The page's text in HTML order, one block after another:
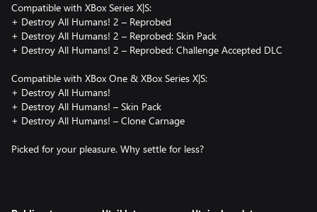
Compatible with XBox Series X|S:
+ Destroy All Humans! 2 – Reprobed
+ Destroy All Humans! 2 – Reprobed: Skin Pack
+ Destroy All Humans! 2 – Reprobed: Challenge Accepted DLC
Compatible with XBox One & XBox Series X|S:
+ Destroy All Humans!
+ Destroy All Humans! – Skin Pack
+ Destroy All Humans! – Clone Carnage
Picked for your pleasure. Why settle for less?